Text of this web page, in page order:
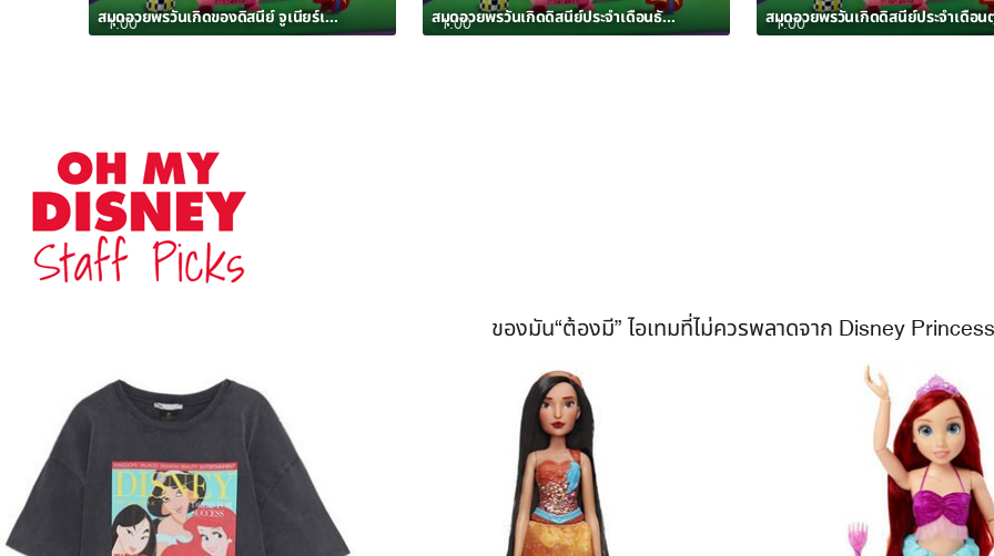
1:00 สมุดอวยพรวันเกิดของดิสนีย์ จูเนียร์เดือนมกราคม 2563 อัลบั้ม 7 1:00 สมุดอวยพรวันเกิดดิสนีย์ประจำเดือนธันวาคม 2562 อัลบั้ม 3 1:00
ของมัน“ต้องมี” ไอเทมที่ไม่ควรพลาดจาก Disney